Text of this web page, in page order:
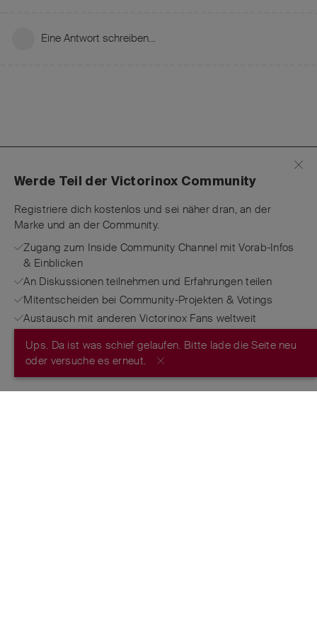
Eine Antwort schreiben…
Ups. Da ist was schief gelaufen. Bitte lade die Seite neu
oder versuche es erneut.
Werde Teil der Victorinox Community
Registriere dich kostenlos und sei näher dran, an der
Marke und an der Community.
Zugang zum Inside Community Channel mit Vorab-Infos
& Einblicken
An Diskussionen teilnehmen und Erfahrungen teilen
Mitentscheiden bei Community-Projekten & Votings
Austausch mit anderen Victorinox Fans weltweit
JETZT REGISTRIEREN